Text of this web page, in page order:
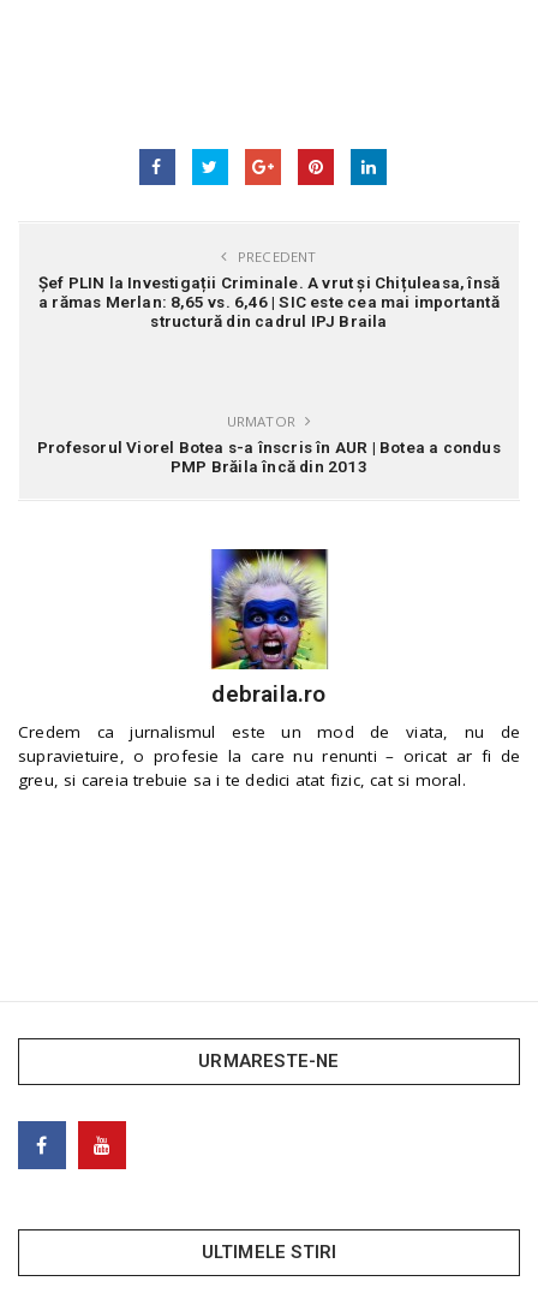
PRECEDENT
Șef PLIN la Investigații Criminale. A vrut și Chițuleasa, însă
a rămas Merlan: 8,65 vs. 6,46 | SIC este cea mai importantă
structură din cadrul IPJ Braila
URMATOR
Profesorul Viorel Botea s-a înscris în AUR | Botea a condus
PMP Brăila încă din 2013
debraila.ro
Credem ca jurnalismul este un mod de viata, nu de
supravietuire, o profesie la care nu renunti – oricat ar fi de
greu, si careia trebuie sa i te dedici atat fizic, cat si moral.
URMARESTE-NE
ULTIMELE STIRI